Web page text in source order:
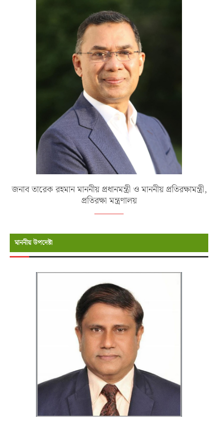
জনাব তারেক রহমান মাননীয় প্রধানমন্ত্রী ও মাননীয় প্রতিরক্ষামন্ত্রী,
প্রতিরক্ষা মন্ত্রণালয়
মাননীয় উপদেষ্টা